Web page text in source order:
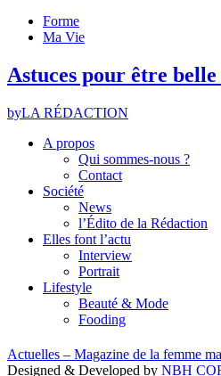
Forme
Ma Vie
Astuces pour être belle
byLA RÉDACTION
A propos
Qui sommes-nous ?
Contact
Société
News
l’Édito de la Rédaction
Elles font l’actu
Interview
Portrait
Lifestyle
Beauté & Mode
Fooding
Actuelles – Magazine de la femme
Designed & Developed by NBH